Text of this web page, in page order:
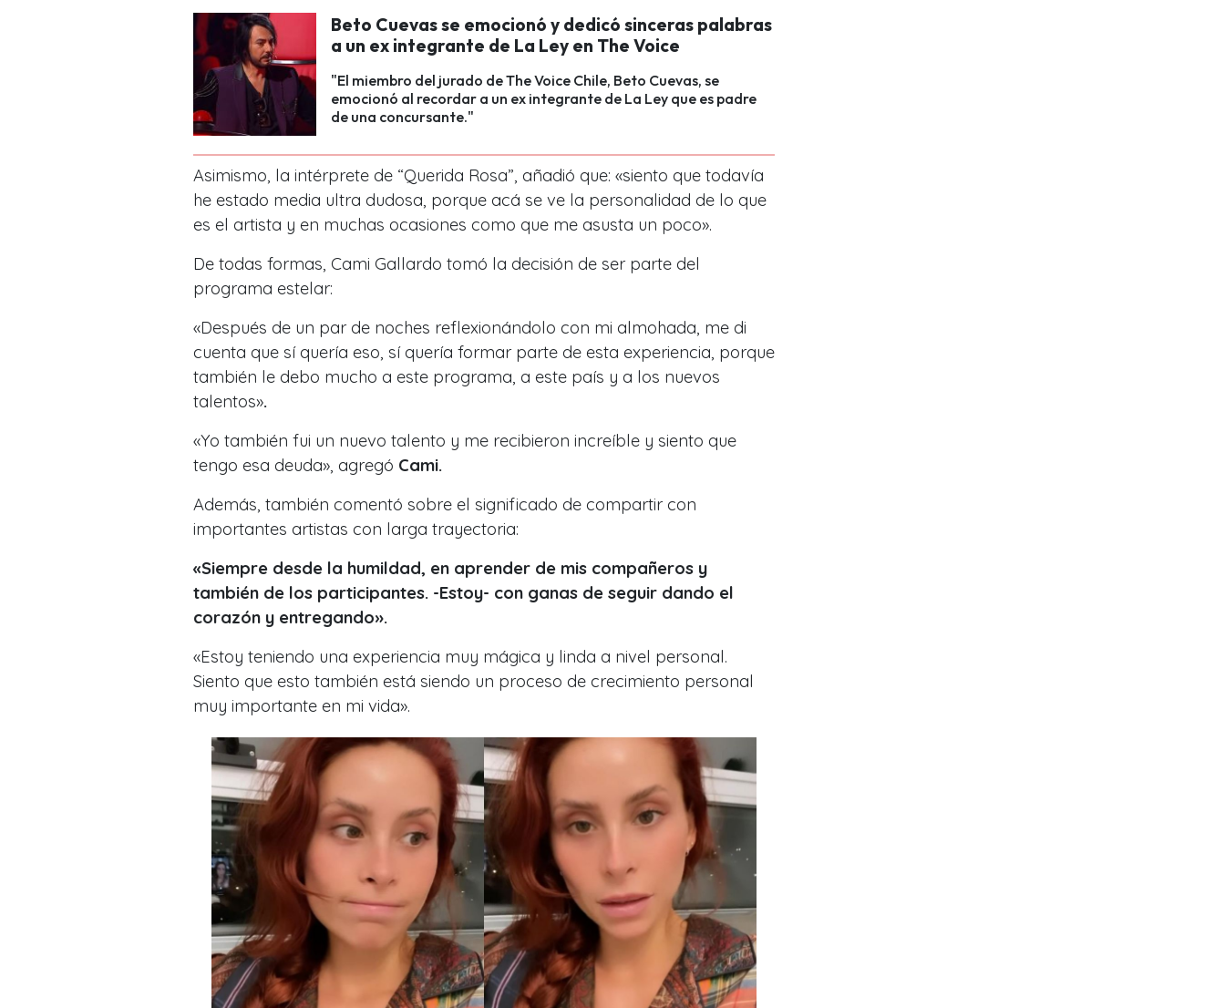
Beto Cuevas se emocionó y dedicó sinceras palabras
a un ex integrante de La Ley en The Voice
"El miembro del jurado de The Voice Chile, Beto Cuevas, se
emocionó al recordar a un ex integrante de La Ley que es padre
de una concursante."
Asimismo, la intérprete de “Querida Rosa”, añadió que: «siento que todavía
he estado media ultra dudosa, porque acá se ve la personalidad de lo que
es el artista y en muchas ocasiones como que me asusta un poco».
De todas formas, Cami Gallardo tomó la decisión de ser parte del
programa estelar:
«Después de un par de noches reflexionándolo con mi almohada, me di
cuenta que sí quería eso, sí quería formar parte de esta experiencia, porque
también le debo mucho a este programa, a este país y a los nuevos
talentos».
«Yo también fui un nuevo talento y me recibieron increíble y siento que
tengo esa deuda», agregó Cami.
Además, también comentó sobre el significado de compartir con
importantes artistas con larga trayectoria:
«Siempre desde la humildad, en aprender de mis compañeros y
también de los participantes. -Estoy- con ganas de seguir dando el
corazón y entregando».
«Estoy teniendo una experiencia muy mágica y linda a nivel personal.
Siento que esto también está siendo un proceso de crecimiento personal
muy importante en mi vida».